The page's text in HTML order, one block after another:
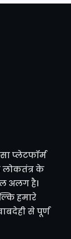
प्लेटफॉर्म
लोकतंत्र के
अलग है।
हमारे
से पूर्ण